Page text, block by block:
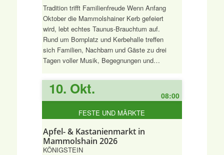
Tradition trifft Familienfreude Wenn Anfang
Oktober die Mammolshainer Kerb gefeiert
wird, lebt echtes Taunus-Brauchtum auf.
Rund um Bornplatz und Kerbehalle treffen
sich Familien, Nachbarn und Gäste zu drei
Tagen voller Musik, Begegnungen und…
10. Okt. 08:00
Apfel- & Kastanienmarkt in
Mammolshain 2026
KÖNIGSTEIN
FESTE UND MÄRKTE